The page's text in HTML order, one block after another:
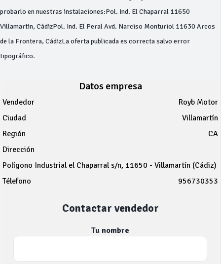
probarlo en nuestras instalaciones:Pol. Ind. El Chaparral 11650
Villamartin, CádizPol. Ind. El Peral Avd. Narciso Monturiol 11630 Arcos
de la Frontera, CádizLa oferta publicada es correcta salvo error
tipográfico.
Datos empresa
Vendedor
Royb Motor
Ciudad
Villamartín
Región
CA
Dirección
Polígono Industrial el Chaparral s/n, 11650 - Villamartín (Cádiz)
Télefono
956730353
Contactar vendedor
Tu nombre